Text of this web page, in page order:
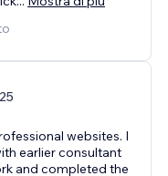
websites. I
earlier consultant
and completed the